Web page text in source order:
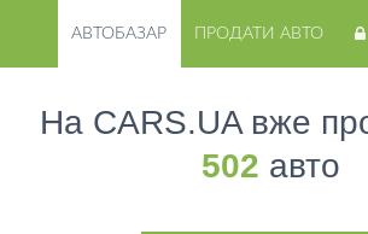
АВТОБАЗАР ПРОДАТИ АВТО
На CARS.UA вже
502 авто